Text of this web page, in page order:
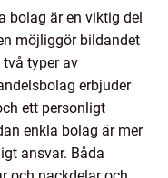
bolag är en viktig del
möjliggör bildandet
typer av
erbjuder
ett personligt
enkla bolag är mer
ansvar. Båda